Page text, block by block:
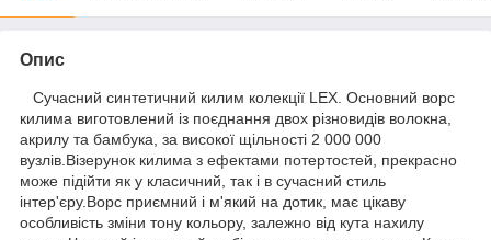
Опис
Сучасний синтетичний килим колекції LEX. Основний ворс
килима виготовлений із поєднання двох різновидів волокна,
акрилу та бамбука, за високої щільності 2 000 000
вузлів.Візерунок килима з ефектами потертостей, прекрасно
може підійти як у класичний, так і в сучасний стиль
інтер'єру.Ворс приємний і м'який на дотик, має цікаву
особливість зміни тону кольору, залежно від кута нахилу